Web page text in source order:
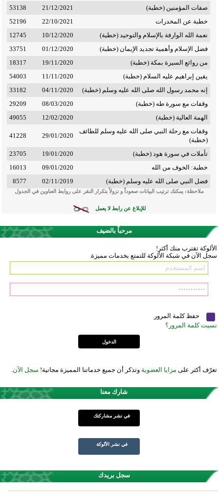
صفات المؤمنين (خطبة)
21/12/2021
53138
خطبة عن المخدرات
22/10/2021
52196
نعمة الله الوارفة بالإسلام والتوحيد (خطبة)
10/12/2020
12745
فضل الإسلام وأهمية تجديد الإيمان (خطبة)
01/12/2020
33751
من روائع السيرة بمكة (خطبة)
19/11/2020
18317
يقين إبراهيم عليه السلام (خطبة)
11/11/2020
54003
إنه محمد رسول الله صلى الله عليه وسلم (خطبة)
04/11/2020
33182
وقفات مع سورة طه (خطبة)
08/03/2020
29209
الهمة العالية (خطبة)
12/02/2020
49055
وقفات مع رحلة النبي صلى الله عليه وسلم للطائف
(خطبة)
29/01/2020
41228
تأملات في سورة هود (خطبة) 19/01/2020
23705
خطبة: الخوف من الله
09/01/2020
16013
فضل النبي صلى الله عليه وسلم (خطبة)
02/11/2019
8577
ملاحظة: يمكنك ترتيب البيانات صعوداً و نزولاً بتكرار النقر على روابط العناوين في الجدول
للإبلاغ عن رابط لا يعمل
مرحباً بالضيف
الألوكة تقترب منك أكثر!
سجل الآن في شبكة الألوكة للتمتع بخدمات مميزة.
حفظ كلمة المرور
نسيت كلمة المرور؟
تعرّف أكثر على مزايا العضوية وتذكر أن جميع خدماتنا المميزة مجانية! سجل الآن.
شارك معنا
في نشر مشاركتك
في نشر الألوكة
سجل بريدك